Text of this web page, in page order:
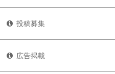
投稿募集
広告掲載